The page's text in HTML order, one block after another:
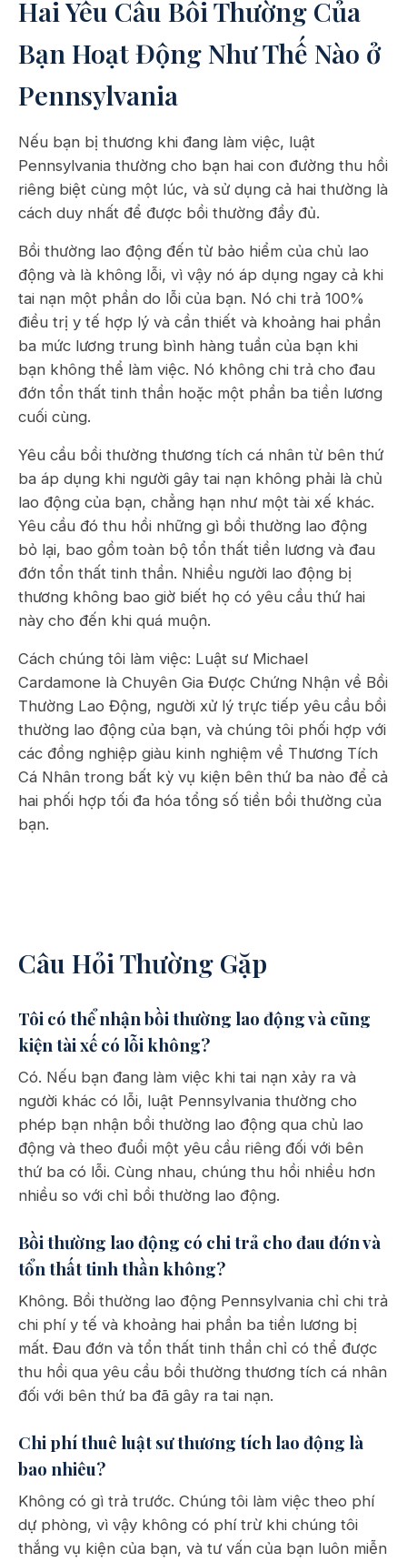
Hai Yêu Cầu Bồi Thường Của
Bạn Hoạt Động Như Thế Nào ở
Pennsylvania
Nếu bạn bị thương khi đang làm việc, luật
Pennsylvania thường cho bạn hai con đường thu hồi
riêng biệt cùng một lúc, và sử dụng cả hai thường là
cách duy nhất để được bồi thường đầy đủ.
Bồi thường lao động đến từ bảo hiểm của chủ lao
động và là không lỗi, vì vậy nó áp dụng ngay cả khi
tai nạn một phần do lỗi của bạn. Nó chi trả 100%
điều trị y tế hợp lý và cần thiết và khoảng hai phần
ba mức lương trung bình hàng tuần của bạn khi
bạn không thể làm việc. Nó không chi trả cho đau
đớn tổn thất tinh thần hoặc một phần ba tiền lương
cuối cùng.
Yêu cầu bồi thường thương tích cá nhân từ bên thứ
ba áp dụng khi người gây tai nạn không phải là chủ
lao động của bạn, chẳng hạn như một tài xế khác.
Yêu cầu đó thu hồi những gì bồi thường lao động
bỏ lại, bao gồm toàn bộ tổn thất tiền lương và đau
đớn tổn thất tinh thần. Nhiều người lao động bị
thương không bao giờ biết họ có yêu cầu thứ hai
này cho đến khi quá muộn.
Cách chúng tôi làm việc: Luật sư Michael
Cardamone là Chuyên Gia Được Chứng Nhận về Bồi
Thường Lao Động, người xử lý trực tiếp yêu cầu bồi
thường lao động của bạn, và chúng tôi phối hợp với
các đồng nghiệp giàu kinh nghiệm về Thương Tích
Cá Nhân trong bất kỳ vụ kiện bên thứ ba nào để cả
hai phối hợp tối đa hóa tổng số tiền bồi thường của
bạn.
Câu Hỏi Thường Gặp
Tôi có thể nhận bồi thường lao động và cũng
kiện tài xế có lỗi không?
Có. Nếu bạn đang làm việc khi tai nạn xảy ra và
người khác có lỗi, luật Pennsylvania thường cho
phép bạn nhận bồi thường lao động qua chủ lao
động và theo đuổi một yêu cầu riêng đối với bên
thứ ba có lỗi. Cùng nhau, chúng thu hồi nhiều hơn
nhiều so với chỉ bồi thường lao động.
Bồi thường lao động có chi trả cho đau đớn và
tổn thất tinh thần không?
Không. Bồi thường lao động Pennsylvania chỉ chi trả
chi phí y tế và khoảng hai phần ba tiền lương bị
mất. Đau đớn và tổn thất tinh thần chỉ có thể được
thu hồi qua yêu cầu bồi thường thương tích cá nhân
đối với bên thứ ba đã gây ra tai nạn.
Chi phí thuê luật sư thương tích lao động là
bao nhiêu?
Không có gì trả trước. Chúng tôi làm việc theo phí
dự phòng, vì vậy không có phí trừ khi chúng tôi
thắng vụ kiện của bạn, và tư vấn của bạn luôn miễn